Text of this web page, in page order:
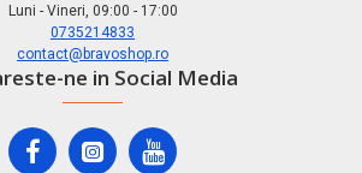
Luni - Vineri, 09:00 - 17:00
0735214833
contact@bravoshop.ro
ne in Social Media